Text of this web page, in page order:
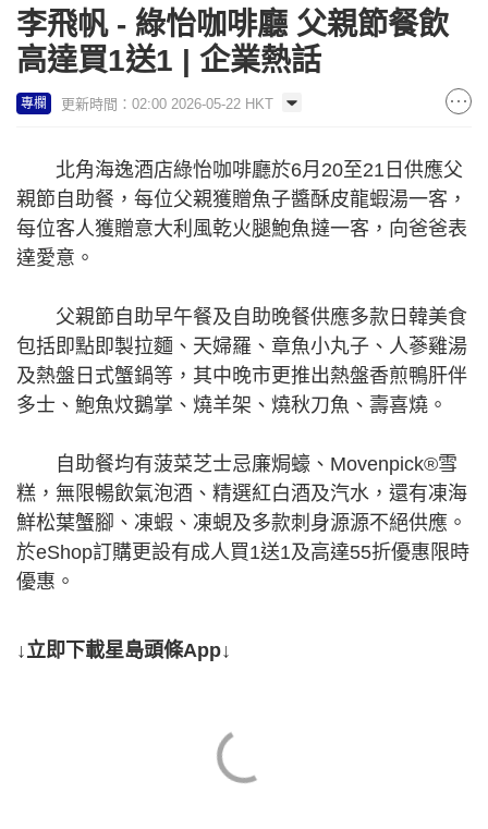
李飛帆 - 綠怡咖啡廳 父親節餐飲
高達買1送1 | 企業熱話
專欄 更新時間：02:00 2026-05-22 HKT
北角海逸酒店綠怡咖啡廳於6月20至21日供應父
親節自助餐，每位父親獲贈魚子醬酥皮龍蝦湯一客，
每位客人獲贈意大利風乾火腿鮑魚撻一客，向爸爸表
達愛意。
父親節自助早午餐及自助晚餐供應多款日韓美食
包括即點即製拉麵、天婦羅、章魚小丸子、人蔘雞湯
及熱盤日式蟹鍋等，其中晚市更推出熱盤香煎鴨肝伴
多士、鮑魚炆鵝掌、燒羊架、燒秋刀魚、壽喜燒。
自助餐均有菠菜芝士忌廉焗蠔、Movenpick®雪
糕，無限暢飲氣泡酒、精選紅白酒及汽水，還有凍海
鮮松葉蟹腳、凍蝦、凍蜆及多款刺身源源不絕供應。
於eShop訂購更設有成人買1送1及高達55折優惠限時
優惠。
↓立即下載星島頭條App↓